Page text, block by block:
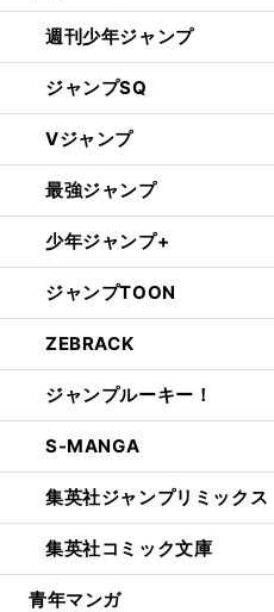
週刊少年ジャンプ
ジャンプSQ
Vジャンプ
最強ジャンプ
少年ジャンプ+
ジャンプTOON
ZEBRACK
ジャンプルーキー！
S-MANGA
集英社ジャンプリミックス
集英社コミック文庫
青年マンガ